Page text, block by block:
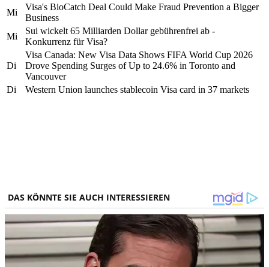
Mi
Visa's BioCatch Deal Could Make Fraud Prevention a Bigger
Business
Mi
Sui wickelt 65 Milliarden Dollar gebührenfrei ab -
Konkurrenz für Visa?
Di
Visa Canada: New Visa Data Shows FIFA World Cup 2026
Drove Spending Surges of Up to 24.6% in Toronto and
Vancouver
Di
Western Union launches stablecoin Visa card in 37 markets